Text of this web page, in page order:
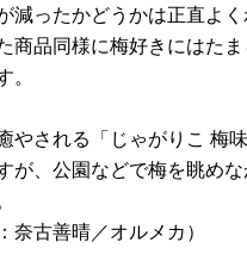
減ったかどうかは正直よ
商品同様に梅好きにはた
。
やされる「じゃがりこ 梅
が、公園などで梅を眺め
奈古善晴／オルメカ）